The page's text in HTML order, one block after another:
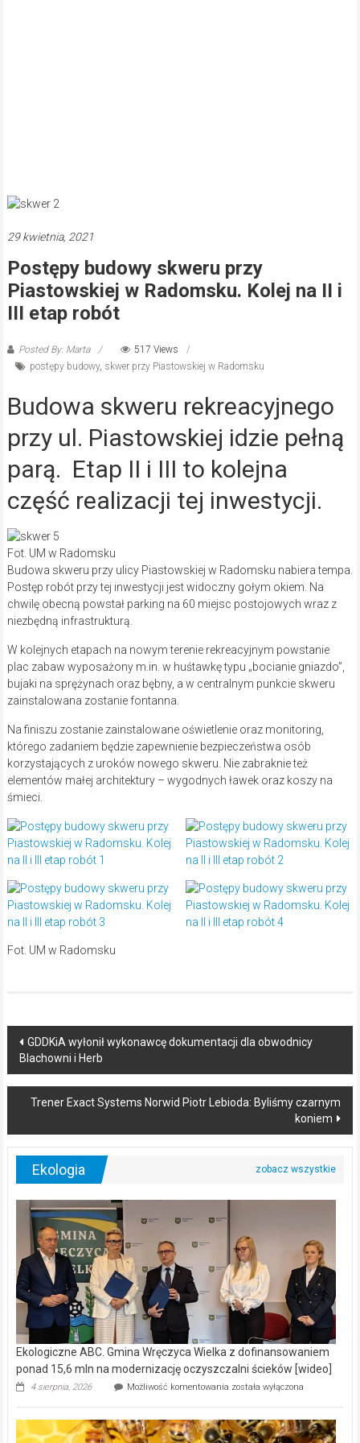
29 kwietnia, 2021
Postępy budowy skweru przy
Piastowskiej w Radomsku. Kolej na II i
III etap robót
Posted By: Marta
517 Views
postępy budowy, skwer przy Piastowskiej w Radomsku
Budowa skweru rekreacyjnego
przy ul. Piastowskiej idzie pełną
parą. Etap II i III to kolejna
część realizacji tej inwestycji.
Fot. UM w Radomsku
Budowa skweru przy ulicy Piastowskiej w Radomsku nabiera tempa.
Postęp robót przy tej inwestycji jest widoczny gołym okiem. Na
chwilę obecną powstał parking na 60 miejsc postojowych wraz z
niezbędną infrastrukturą.
W kolejnych etapach na nowym terenie rekreacyjnym powstanie
plac zabaw wyposażony m.in. w huśtawkę typu „bocianie gniazdo”,
bujaki na sprężynach oraz bębny, a w centralnym punkcie skweru
zainstalowana zostanie fontanna.
Na finiszu zostanie zainstalowane oświetlenie oraz monitoring,
którego zadaniem będzie zapewnienie bezpieczeństwa osób
korzystających z uroków nowego skweru. Nie zabraknie też
elementów małej architektury – wygodnych ławek oraz koszy na
śmieci.
Fot. UM w Radomsku
Post
navigation
GDDKiA wyłonił wykonawcę dokumentacji dla obwodnicy
Blachowni i Herb
Trener Exact Systems Norwid Piotr Lebioda: Byliśmy czarnym
koniem
Ekologia
Ekologiczne ABC. Gmina Wręczyca Wielka z dofinansowaniem
ponad 15,6 mln na modernizację oczyszczalni ścieków [wideo]
4 sierpnia, 2026 Możliwość komentowania Ekologiczne
Wręczyca
Wielka
została wyłączona